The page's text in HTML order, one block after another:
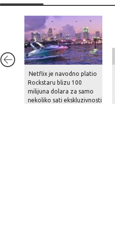
Netflix je navodno platio
Rockstaru blizu 100
milijuna dolara za samo
nekoliko sati ekskluzivnosti